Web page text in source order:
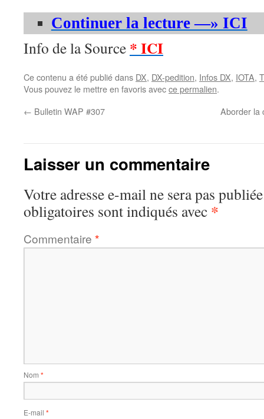
Continuer la lecture —» ICI
Info de la Source * ICI
Ce contenu a été publié dans DX, DX-pedition, Infos DX, IOTA,
Vous pouvez le mettre en favoris avecce permalien.
← Bulletin WAP #307 Aborder la
Laisser un commentaire
Votre adresse e-mail ne sera pas
obligatoires sont indiqués avec *
Commentaire *
Nom *
E-mail *